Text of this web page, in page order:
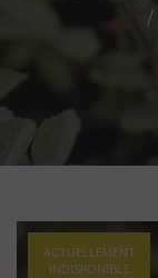
ACTUELLEMENT
INDISPONIBLE